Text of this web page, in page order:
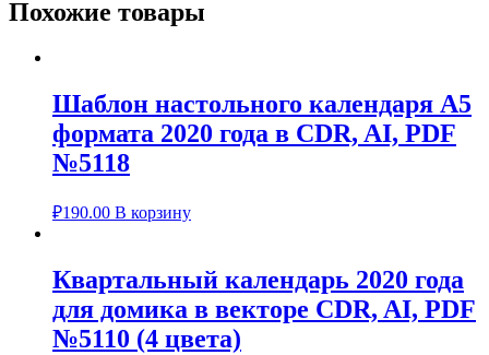
Похожие товары
Шаблон настольного календаря А5
формата 2020 года в CDR, AI, PDF
№5118
₽190.00 В корзину
Квартальный календарь 2020 года
для домика в векторе CDR, AI, PDF
№5110 (4 цвета)